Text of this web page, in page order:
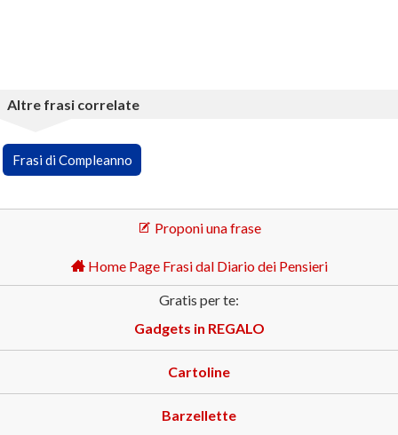
Altre frasi correlate
Frasi di Compleanno
Proponi una frase
Home Page Frasi dal Diario dei Pensieri
Gratis per te:
Gadgets in REGALO
Cartoline
Barzellette